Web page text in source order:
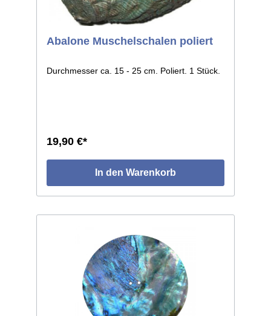
Abalone Muschelschalen poliert
Durchmesser ca. 15 - 25 cm. Poliert. 1 Stück.
19,90 €*
In den Warenkorb